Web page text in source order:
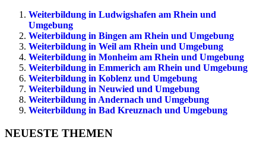
Weiterbildung in Ludwigshafen am Rhein und
Umgebung
Weiterbildung in Bingen am Rhein und Umgebung
Weiterbildung in Weil am Rhein und Umgebung
Weiterbildung in Monheim am Rhein und Umgebung
Weiterbildung in Emmerich am Rhein und Umgebung
Weiterbildung in Koblenz und Umgebung
Weiterbildung in Neuwied und Umgebung
Weiterbildung in Andernach und Umgebung
Weiterbildung in Bad Kreuznach und Umgebung
NEUESTE THEMEN